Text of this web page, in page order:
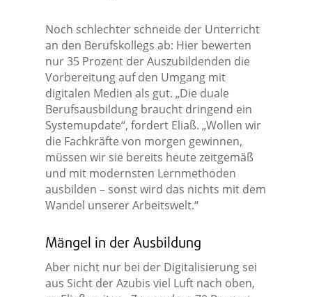
Noch schlechter schneide der Unterricht
an den Berufskollegs ab: Hier bewerten
nur 35 Prozent der Auszubildenden die
Vorbereitung auf den Umgang mit
digitalen Medien als gut. „Die duale
Berufsausbildung braucht dringend ein
Systemupdate“, fordert Eliaß. „Wollen wir
die Fachkräfte von morgen gewinnen,
müssen wir sie bereits heute zeitgemäß
und mit modernsten Lernmethoden
ausbilden – sonst wird das nichts mit dem
Wandel unserer Arbeitswelt.“
Mängel in der Ausbildung
Aber nicht nur bei der Digitalisierung sei
aus Sicht der Azubis viel Luft nach oben,